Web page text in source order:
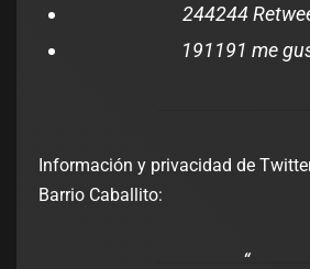
244244
191191 me
Información y privacidad de
Barrio Caballito: